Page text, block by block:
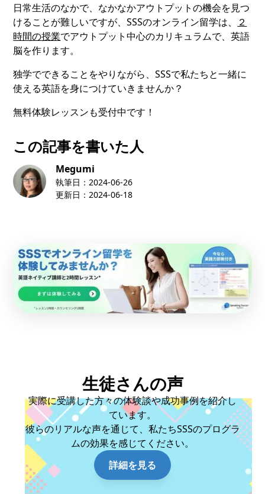
日常生活のなかで、なかなかアウトプットの機会を見つ
けることが難しいですが、SSSのオンライン留学は、
２
時間の授業でアウトプット中心のカリキュラムで、英語
脳を作ります。
独学でできることをやりながら、SSSで私たちと一緒に
使える英語を身につけていきませんか？
無料体験レッスンも受付中です！
この記事を書いた人
Megumi
執筆日： 2024-06-26
更新日： 2024-06-18
生徒さんの声
実際に受講した方々の体験談や成功事例を紹介し
ています。
彼らのリアルな声を通じて、私たちSSSのプログラ
ムの効果を感じてください。
詳細を見る